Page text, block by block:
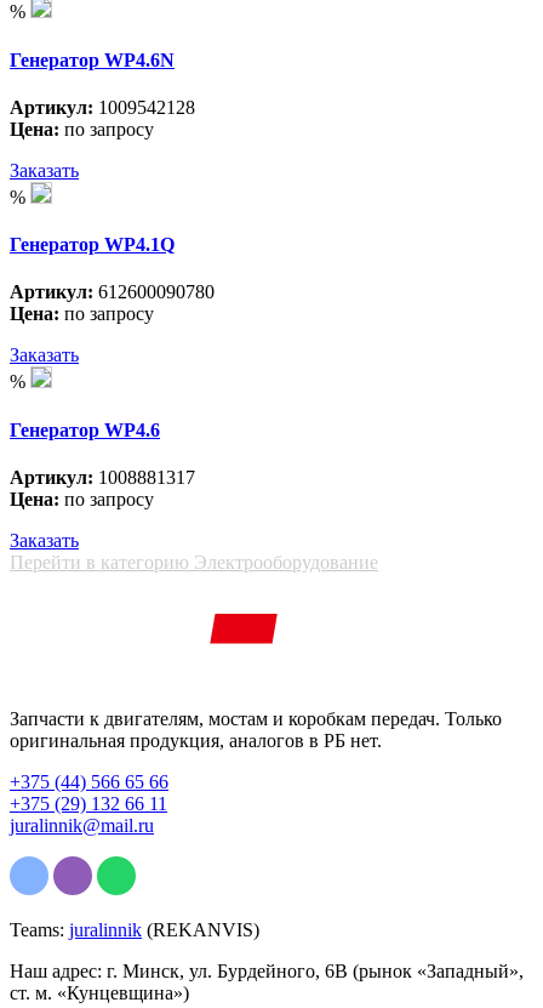
%
Генератор WP4.6N
Артикул: 1009542128
Цена: по запросу
Заказать
%
Генератор WP4.1Q
Артикул: 612600090780
Цена: по запросу
Заказать
%
Генератор WP4.6
Артикул: 1008881317
Цена: по запросу
Заказать
Перейти в категорию Электрооборудование
Запчасти к двигателям, мостам и коробкам передач. Только
оригинальная продукция, аналогов в РБ нет.
+375 (44) 566 65 66
+375 (29) 132 66 11
juralinnik@mail.ru
Teams: juralinnik (REKANVIS)
Наш адрес: г. Минск, ул. Бурдейного, 6В (рынок «Западный»,
ст. м. «Кунцевщина»)